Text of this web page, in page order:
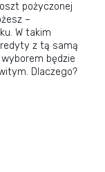
pożyczonej
–
W takim
z tą samą
będzie
Dlaczego?